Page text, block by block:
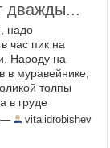
дважды...
надо
час пик на
Народу на
в муравейнике,
толпы
в груде
шуба из
и сапоги ...
— vitalidrobishev